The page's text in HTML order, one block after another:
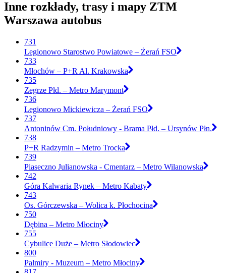
Inne rozkłady, trasy i mapy ZTM
Warszawa autobus
731
Legionowo Starostwo Powiatowe – Żerań FSO
733
Młochów – P+R Al. Krakowska
735
Zegrze Płd. – Metro Marymont
736
Legionowo Mickiewicza – Żerań FSO
737
Antoninów Cm. Południowy - Brama Płd. – Ursynów Płn.
738
P+R Radzymin – Metro Trocka
739
Piaseczno Julianowska - Cmentarz – Metro Wilanowska
742
Góra Kalwaria Rynek – Metro Kabaty
743
Os. Górczewska – Wolica k. Płochocina
750
Dębina – Metro Młociny
755
Cybulice Duże – Metro Słodowiec
800
Palmiry - Muzeum – Metro Młociny